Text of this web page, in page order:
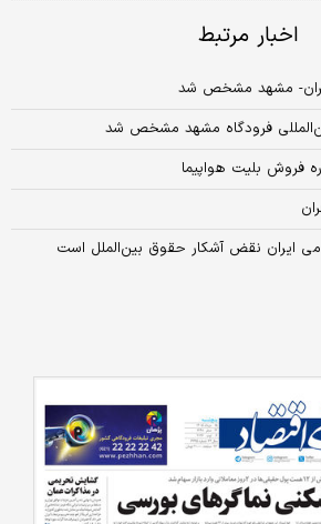
اخبار مرتبط
تهران- مشهد مشخص شد
فرودگاه مشهد مشخص شد
فروش بلیت هواپیما
ایران نقض آشکار حقوق بین‌الملل است